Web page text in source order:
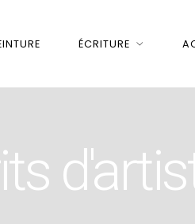
ÉCRITURE